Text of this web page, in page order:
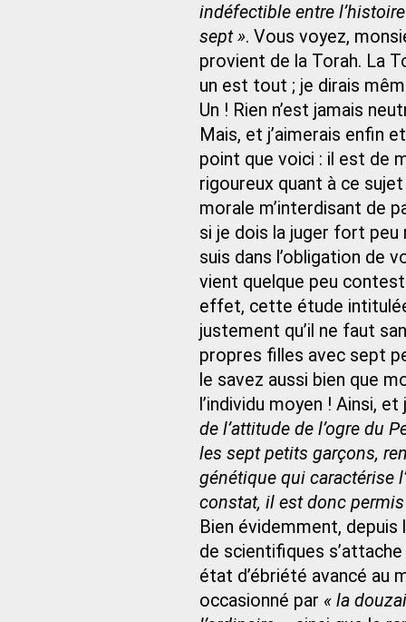
indéfectible entre
sept ». Vous voyez,
provient de la Torah. La
un est tout ; je dirais
Un ! Rien n’est jamais
Mais, et j’aimerais enfin
point que voici : il est de
rigoureux quant à ce
morale m’interdisant de
si je dois la juger fort
suis dans l’obligation de
vient quelque peu
effet, cette étude
justement qu’il ne faut
propres filles avec sept
le savez aussi bien que
l’individu moyen ! Ainsi,
de l’attitude de l’ogre du
les sept petits garçons,
génétique qui caractérise
constat, il est donc
Bien évidemment,
de scientifiques
état d’ébriété avancé au
occasionné par « la